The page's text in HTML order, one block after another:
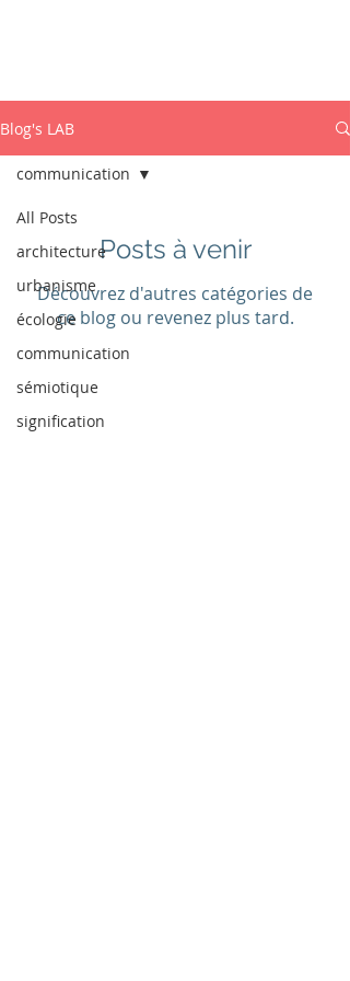
Blog's LAB
All Posts
architecture
urbanisme
écologie
communication
sémiotique
signification
communication
Posts à venir
Découvrez d'autres catégories de
ce blog ou revenez plus tard.